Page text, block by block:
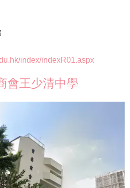
index/indexR01.aspx
會王少清中學